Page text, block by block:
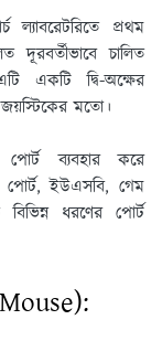
প্রথম
চালিত
একটি দ্বি-অক্ষের
মতো।
ব্যবহার করে
পোর্ট, ইউএসবি, গেম
ধরণের পোর্ট